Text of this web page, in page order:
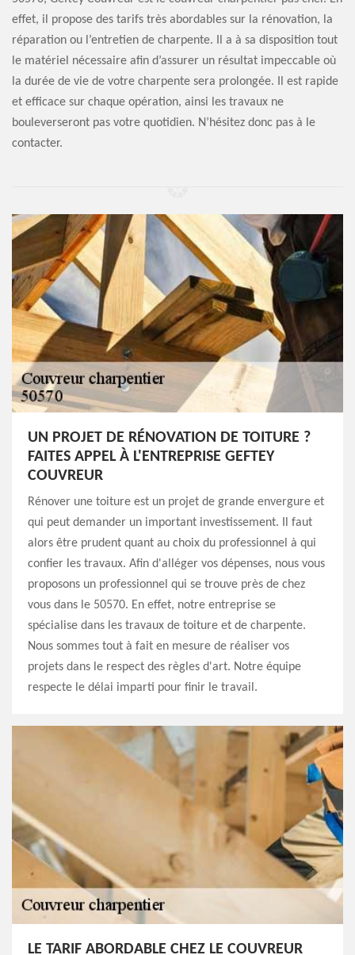
effet, il propose des tarifs très abordables sur la rénovation, la
réparation ou l’entretien de charpente. Il a à sa disposition tout
le matériel nécessaire afin d’assurer un résultat impeccable où
la durée de vie de votre charpente sera prolongée. Il est rapide
et efficace sur chaque opération, ainsi les travaux ne
bouleverseront pas votre quotidien. N’hésitez donc pas à le
contacter.
UN PROJET DE RÉNOVATION DE TOITURE ?
FAITES APPEL À L'ENTREPRISE GEFTEY
COUVREUR
Rénover une toiture est un projet de grande envergure et
qui peut demander un important investissement. Il faut
alors être prudent quant au choix du professionnel à qui
confier les travaux. Afin d'alléger vos dépenses, nous vous
proposons un professionnel qui se trouve près de chez
vous dans le 50570. En effet, notre entreprise se
spécialise dans les travaux de toiture et de charpente.
Nous sommes tout à fait en mesure de réaliser vos
projets dans le respect des règles d'art. Notre équipe
respecte le délai imparti pour finir le travail.
LE TARIF ABORDABLE CHEZ LE COUVREUR